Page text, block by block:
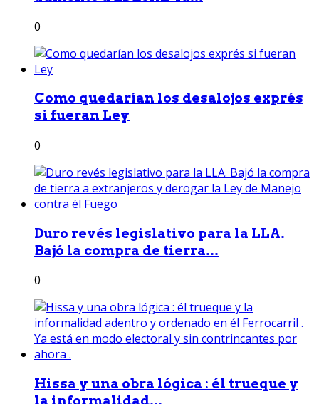
0
Como quedarían los desalojos exprés
si fueran Ley
0
Duro revés legislativo para la LLA.
Bajó la compra de tierra...
0
Hissa y una obra lógica : él trueque y